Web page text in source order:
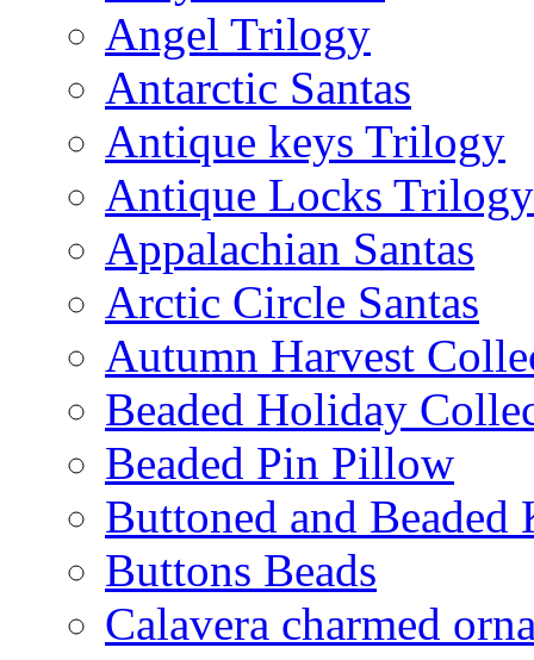
Angel Trilogy
Antarctic Santas
Antique keys Trilogy
Antique Locks Trilogy
Appalachian Santas
Arctic Circle Santas
Autumn Harvest
Beaded Holiday
Beaded Pin Pillow
Buttoned and Beaded
Buttons Beads
Calavera charmed